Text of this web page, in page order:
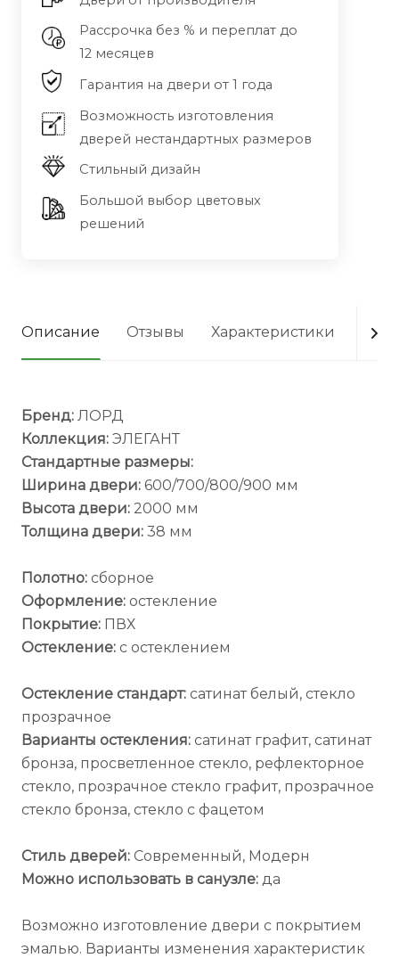
Рассрочка без % и переплат до
12 месяцев
Гарантия на двери от 1 года
Возможность изготовления
дверей нестандартных размеров
Стильный дизайн
Большой выбор цветовых
решений
Описание Отзывы Характеристики
Бренд: ЛОРД
Коллекция: ЭЛЕГАНТ
Стандартные размеры:
Ширина двери: 600/700/800/900 мм
Высота двери: 2000 мм
Толщина двери: 38 мм
Полотно: сборное
Оформление: остекление
Покрытие: ПВХ
Остекление: с остеклением
Остекление стандарт: сатинат белый, стекло
прозрачное
Варианты остекления: сатинат графит, сатинат
бронза, просветленное стекло, рефлекторное
стекло, прозрачное стекло графит, прозрачное
стекло бронза, стекло с фацетом
Стиль дверей: Современный, Модерн
Можно использовать в санузле: да
Возможно изготовление двери с покрытием
эмалью. Варианты изменения характеристик